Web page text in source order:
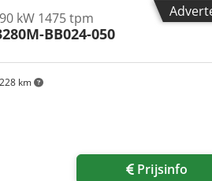
km
kW 1475 tpm
BB024-050
Prijsinfo